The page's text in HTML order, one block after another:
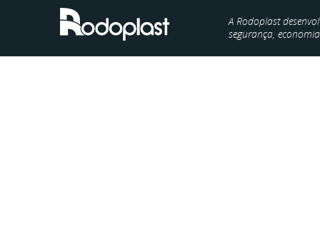
A Rodoplast
segurança,